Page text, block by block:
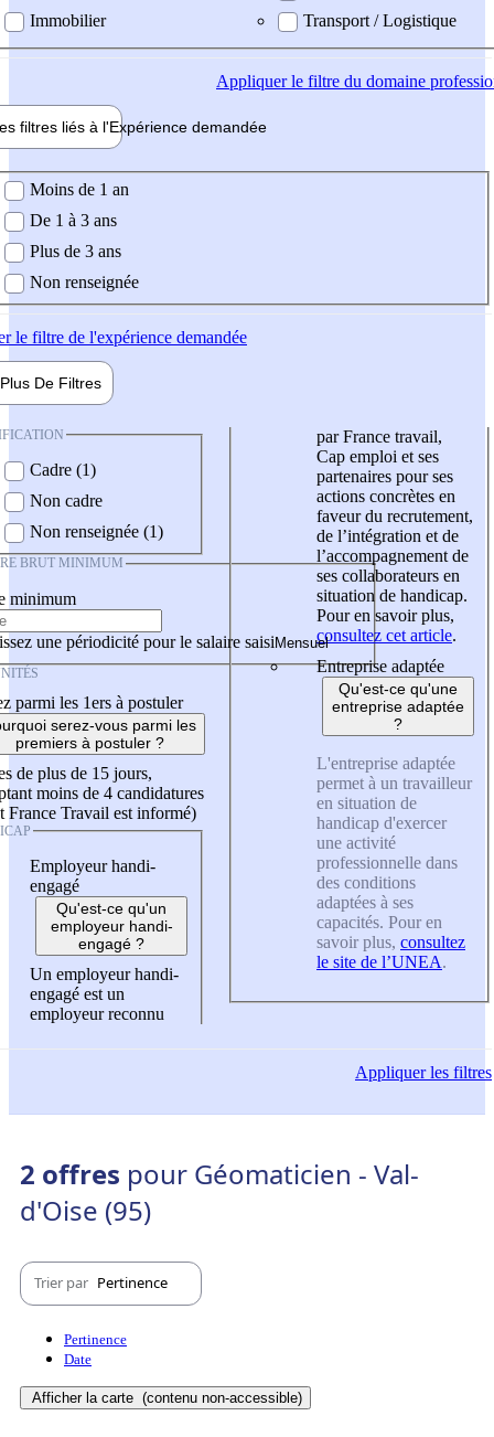
Immobilier
Transport / Logistique
Appliquerle filtre du domaine
filtres liés à l'Expérience demandée
demandée
Moins de 1 an
De 1 à 3 ans
Plus de 3 ans
Non renseignée
le filtre de l'expérience demandée
Plus De Filtres
Cadre (1)
Non cadre
Non renseignée (1)
BRUT MINIMUM
minimum
une périodicité pour le salaire saisi
parmi les 1ers à postuler
serez-vous parmi les
premiers à postuler ?
de plus de 15 jours,
moins de 4 candidatures
France Travail est informé)
Employeur handi-
engagé
Qu'est-ce qu'un
employeur handi-
engagé ?
Un employeur handi-
engagé est un
employeur reconnu
par France travail,
Cap emploi et ses
partenaires pour ses
actions concrètes en
faveur du recrutement,
de l’intégration et de
l’accompagnement de
ses collaborateurs en
situation de handicap.
Pour en savoir plus,
consultez cet article.
Entreprise adaptée
Qu'est-ce qu'une
entreprise adaptée
?
L'entreprise adaptée
permet à un travailleur
en situation de
handicap d'exercer
une activité
professionnelle dans
des conditions
adaptées à ses
capacités. Pour en
savoir plus, consultez
le site de l’UNEA.
Appliquerles filtres
2 offres pour Géomaticien - Val-
d'Oise (95)
Trier par Pertinence
Pertinence
Date
Afficher la carte (contenu non-accessible)